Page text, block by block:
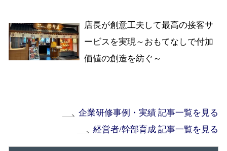
店長が創意工夫して最高の接客サ
ービスを実現～おもてなしで付加
価値の創造を紡ぐ～
企業研修事例・実績 記事一覧を見る
経営者/幹部育成 記事一覧を見る